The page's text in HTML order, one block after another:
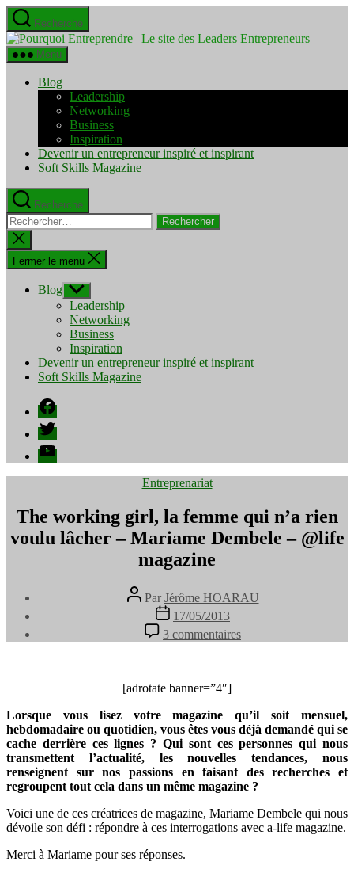
Aller
au
contenu
Recherche
Pourquoi
Menu
Blog
Leadership
Networking
Business
Inspiration
Devenir un entrepreneur inspiré et inspirant
Soft Skills Magazine
Recherche
Rechercher :
Fermer
la
recherche
Fermer le menu
Blog Afficher
le
sous-
menu
Leadership
Networking
Business
Inspiration
Devenir un entrepreneur inspiré et inspirant
Soft Skills Magazine
Facebook
Twitter
YouTube
Catégories
Entreprenariat
The working girl, la femme qui n’a rien
voulu lâcher – Mariame Dembele – @life
magazine
Auteur
de
l’article
Par Jérôme HOARAU
Date
de
l’article
17/05/2013
3 commentaires
The
qui
n’a
rien
voulu
lâcher
–
Dembele
–
[adrotate banner=”4″]
Lorsque vous lisez votre magazine qu’il soit mensuel,
hebdomadaire ou quotidien, vous êtes vous déjà demandé qui se
cache derrière ces lignes ? Qui sont ces personnes qui nous
transmettent l’actualité, les nouvelles tendances, nous
renseignent sur nos passions en faisant des recherches et
regroupent tout cela dans un même magazine ?
Voici une de ces créatrices de magazine, Mariame Dembele qui nous
dévoile son défi : répondre à ces interrogations avec a-life magazine.
Merci à Mariame pour ses réponses.